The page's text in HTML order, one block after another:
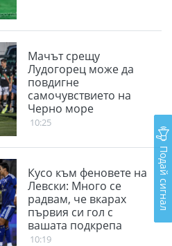
Мачът срещу
Лудогорец може да
повдигне
самочувствието на
Черно море
10:25
Кусо към феновете на
Левски: Много се
радвам, че вкарах
първия си гол с
вашата подкрепа
10:19
Подай сигнал